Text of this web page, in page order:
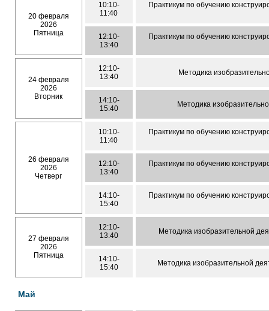
20 февраля
2026
Пятница
10:10-
11:40
Практикум по обучению
12:10-
13:40
Практикум по обучению
24 февраля
2026
Вторник
12:10-
13:40
Методика
14:10-
15:40
Методика
26 февраля
2026
Четверг
10:10-
11:40
Практикум по обучению
12:10-
13:40
Практикум по обучению
14:10-
15:40
Практикум по обучению
27 февраля
2026
Пятница
12:10-
13:40
Методика изобразительной
14:10-
15:40
Методика изобразительной
Май